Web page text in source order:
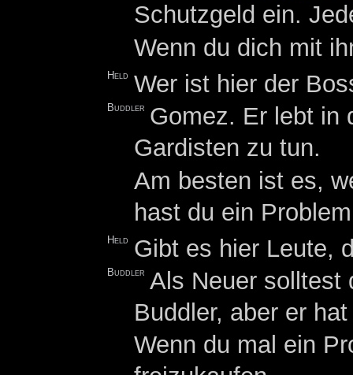
Schutzgeld ein.
Wenn du dich mit
Held Wer ist hier der
Buddler Gomez. Er lebt in
Gardisten zu tun.
Am besten ist es,
hast du ein
Held Gibt es hier Leute,
Buddler Als Neuer
Buddler, aber er
Wenn du mal ein